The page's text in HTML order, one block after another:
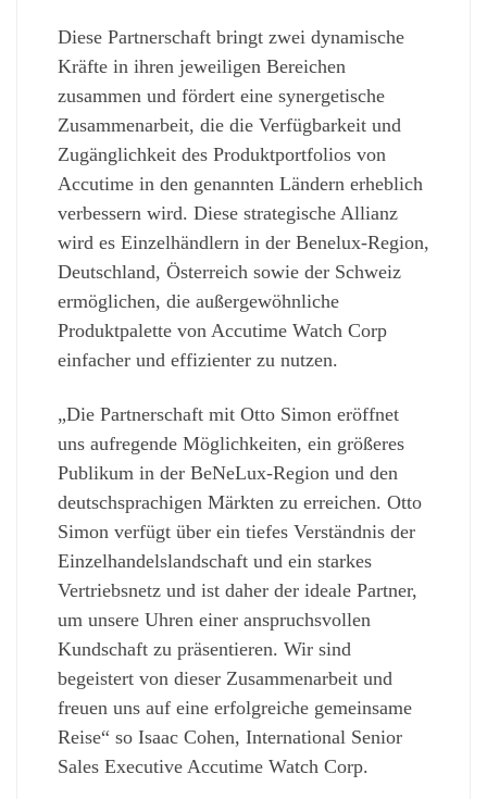
Diese Partnerschaft bringt zwei dynamische
Kräfte in ihren jeweiligen Bereichen
zusammen und fördert eine synergetische
Zusammenarbeit, die die Verfügbarkeit und
Zugänglichkeit des Produktportfolios von
Accutime in den genannten Ländern erheblich
verbessern wird. Diese strategische Allianz
wird es Einzelhändlern in der Benelux-Region,
Deutschland, Österreich sowie der Schweiz
ermöglichen, die außergewöhnliche
Produktpalette von Accutime Watch Corp
einfacher und effizienter zu nutzen.
„Die Partnerschaft mit Otto Simon eröffnet
uns aufregende Möglichkeiten, ein größeres
Publikum in der BeNeLux-Region und den
deutschsprachigen Märkten zu erreichen. Otto
Simon verfügt über ein tiefes Verständnis der
Einzelhandelslandschaft und ein starkes
Vertriebsnetz und ist daher der ideale Partner,
um unsere Uhren einer anspruchsvollen
Kundschaft zu präsentieren. Wir sind
begeistert von dieser Zusammenarbeit und
freuen uns auf eine erfolgreiche gemeinsame
Reise“ so Isaac Cohen, International Senior
Sales Executive Accutime Watch Corp.